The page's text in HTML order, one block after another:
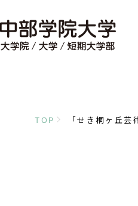
TOP 「せき桐ヶ丘芸